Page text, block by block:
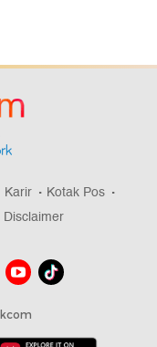
Karir
Kotak Pos
Disclaimer